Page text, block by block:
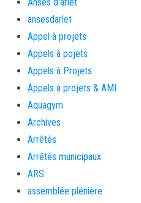
ansesdarlet
Appel à projets
Appels à pojets
Appels à Projets
Appels à projets & AMI
Aquagym
Archives
Arrêtés
Arrêtés municipaux
ARS
assemblée plénière